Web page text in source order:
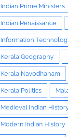
Indian Prime Ministers
Indian Renaissance
Information
Kerala Geography
Kerala Navodhanam
Kerala Politics
Medieval Indian
Modern Indian History